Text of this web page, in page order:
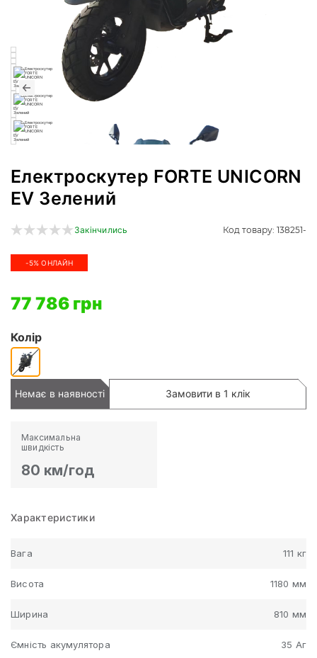
Електроскутер FORTE UNICORN
EV Зелений
Закінчились Код товару: 138251-
-5% ОНЛАЙН
77 786 грн
Колір
Немає в наявності Замовити в 1 клік
Максимальна
швидкість
80 км/год
Характеристики
Вага 111 кг
Висота 1180 мм
Ширина 810 мм
Ємність акумулятора 35 Аг